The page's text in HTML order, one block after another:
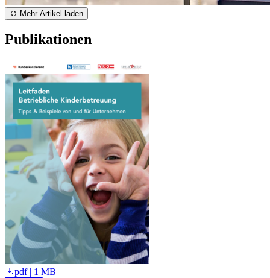
Mehr Artikel laden
Publikationen
pdf | 1 MB